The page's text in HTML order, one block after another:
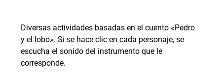
Diversas actividades basadas en el cuento «Pedro
y el lobo». Si se hace clic en cada personaje, se
escucha el sonido del instrumento que le
corresponde.